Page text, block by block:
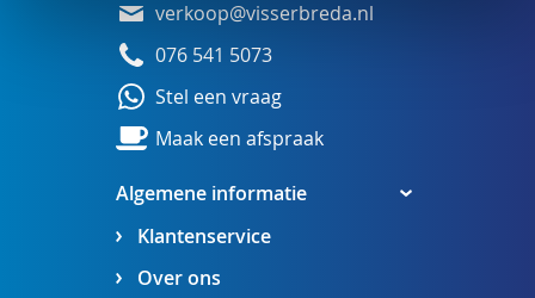
Algemene informatie
Klantenservice
Over ons
verkoop@visserbreda.nl
076 541 5073
Stel een vraag
Maak een afspraak